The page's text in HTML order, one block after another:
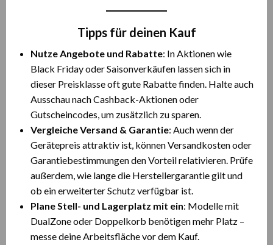
Tipps für deinen Kauf
Nutze Angebote und Rabatte: In Aktionen wie
Black Friday oder Saisonverkäufen lassen sich in
dieser Preisklasse oft gute Rabatte finden. Halte auch
Ausschau nach Cashback-Aktionen oder
Gutscheincodes, um zusätzlich zu sparen.
Vergleiche Versand & Garantie: Auch wenn der
Gerätepreis attraktiv ist, können Versandkosten oder
Garantiebestimmungen den Vorteil relativieren. Prüfe
außerdem, wie lange die Herstellergarantie gilt und
ob ein erweiterter Schutz verfügbar ist.
Plane Stell- und Lagerplatz mit ein: Modelle mit
DualZone oder Doppelkorb benötigen mehr Platz –
messe deine Arbeitsfläche vor dem Kauf.